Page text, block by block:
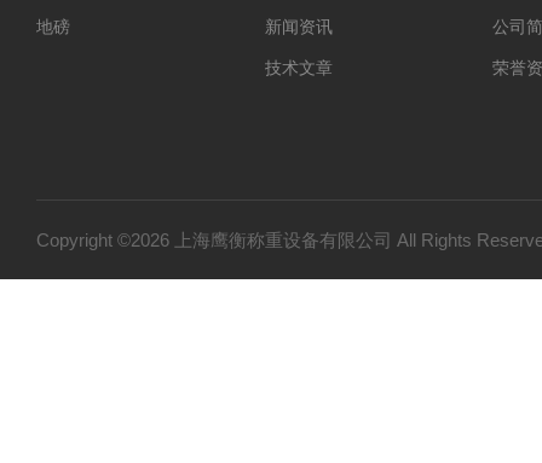
地磅 新闻资讯
技术文章
公司
荣誉
Copyright ©2026 上海鹰衡称重设备有限公司 All Rights